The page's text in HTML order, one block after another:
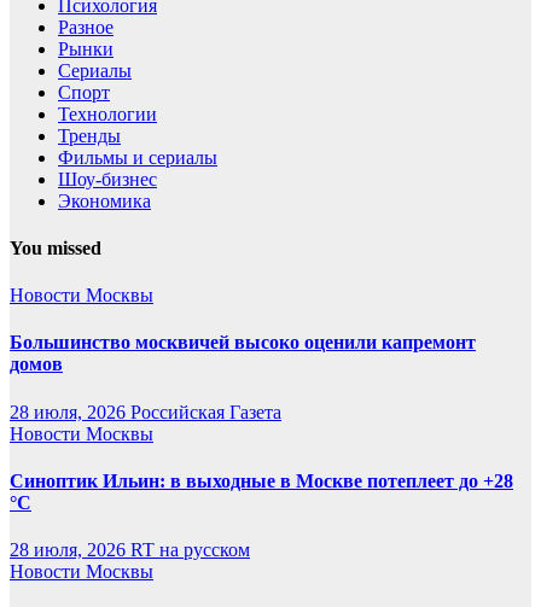
Психология
Разное
Рынки
Сериалы
Спорт
Технологии
Тренды
Фильмы и сериалы
Шоу-бизнес
Экономика
You missed
Новости Москвы
Большинство москвичей высоко оценили капремонт
домов
28 июля, 2026 Российская Газета
Новости Москвы
Синоптик Ильин: в выходные в Москве потеплеет до +28
°C
28 июля, 2026 RT на русском
Новости Москвы